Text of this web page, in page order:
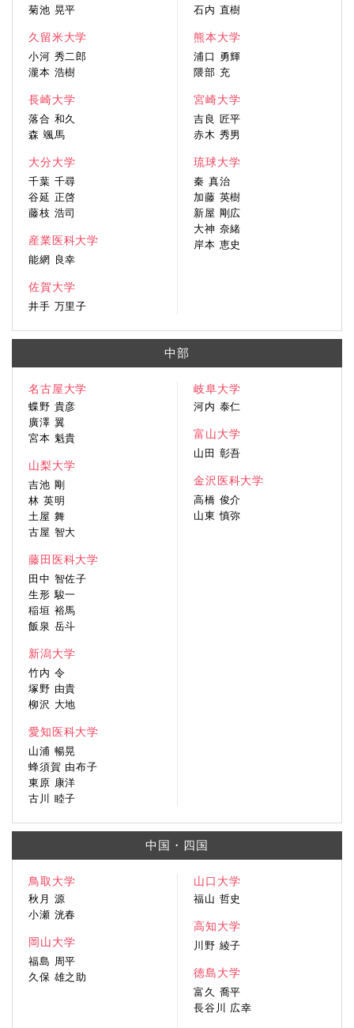
菊池 晃平
久留米大学
小河 秀二郎
瀧本 浩樹
長崎大学
落合 和久
森 颯馬
大分大学
千葉 千尋
谷延 正啓
藤枝 浩司
産業医科大学
能網 良幸
佐賀大学
井手 万里子
石内 直樹
熊本大学
浦口 勇輝
隈部 充
宮崎大学
吉良 匠平
赤木 秀男
琉球大学
秦 真治
加藤 英樹
新屋 剛広
大神 奈緒
岸本 恵史
中部
名古屋大学
蝶野 貴彦
廣澤 翼
宮本 魁貴
山梨大学
吉池 剛
林 英明
土屋 舞
古屋 智大
藤田医科大学
田中 智佐子
生形 駿一
稲垣 裕馬
飯泉 岳斗
新潟大学
竹内 令
塚野 由貴
柳沢 大地
愛知医科大学
山浦 暢晃
蜂須賀 由布子
東原 康洋
古川 睦子
岐阜大学
河内 泰仁
富山大学
山田 彰吾
金沢医科大学
高橋 俊介
山東 慎弥
中国・四国
鳥取大学
秋月 源
小瀬 洸春
岡山大学
福島 周平
久保 雄之助
山口大学
福山 哲史
高知大学
川野 綾子
徳島大学
富久 喬平
長谷川 広幸